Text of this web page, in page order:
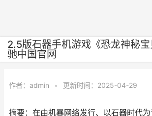
2.5版石器手机游戏《恐龙神秘
驰中国官网
作者： admin • 更新时间：2025-04-29
摘要：在由机暴网络发行、以石器时代